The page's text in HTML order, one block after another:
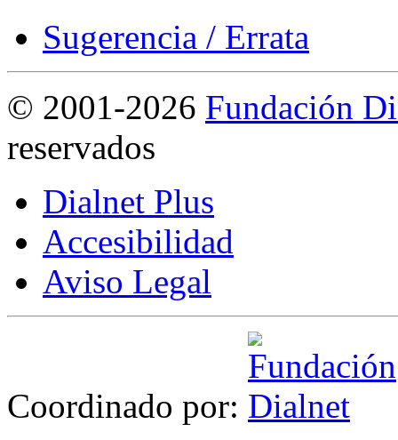
Sugerencia / Errata
© 2001-2026 Fundación
reservados
Dialnet Plus
Accesibilidad
Aviso Legal
Coordinado por: